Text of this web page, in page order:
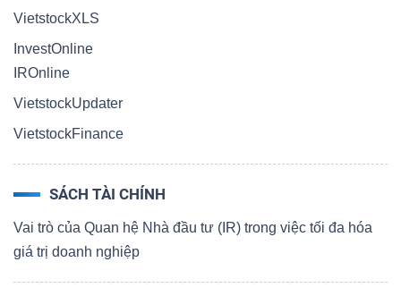
VietstockXLS
InvestOnline
IROnline
VietstockUpdater
VietstockFinance
SÁCH TÀI CHÍNH
Vai trò của Quan hệ Nhà đầu tư (IR) trong việc tối đa hóa
giá trị doanh nghiệp